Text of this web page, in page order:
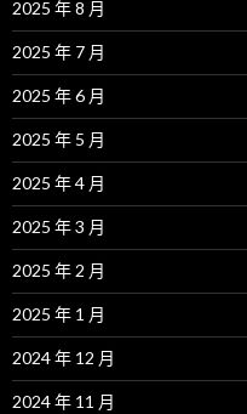
2025 年 8 月
2025 年 7 月
2025 年 6 月
2025 年 5 月
2025 年 4 月
2025 年 3 月
2025 年 2 月
2025 年 1 月
2024 年 12 月
2024 年 11 月